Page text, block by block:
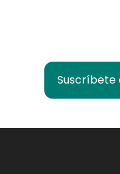
Suscríbete